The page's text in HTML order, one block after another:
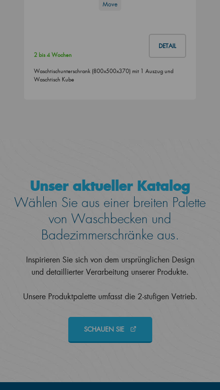
Move
DETAIL
2 bis 4 Wochen
Waschtischunterschrank (800x500x370) mit 1 Auszug und
Waschtisch Kube
Unser aktueller Katalog
Wählen Sie aus einer breiten Palette
von Waschbecken und
Badezimmerschränke aus.
Inspirieren Sie sich von dem ursprünglichen Design
und detaillierter Verarbeitung unserer Produkte.
Unsere Produktpalette umfasst die 2-stufigen Vetrieb.
SCHAUEN SIE